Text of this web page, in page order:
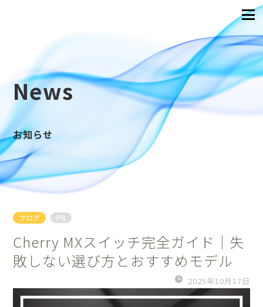
News
お知らせ
ブログ PR
Cherry MXスイッチ完全ガイド｜失
敗しない選び方とおすすめモデル
2025年10月17日